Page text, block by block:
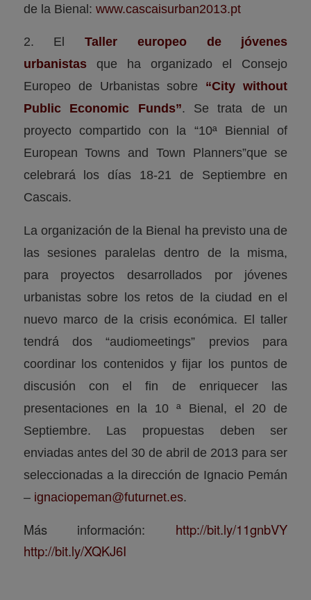
de la Bienal: www.cascaisurban2013.pt
2. ElTaller europeo de jóvenes
urbanistasque ha organizado el Consejo
Europeo de Urbanistas sobre “City without
Public Economic Funds”. Se trata de un
proyecto compartido con la “10ª Biennial of
European Towns and Town Planners”que se
celebrará los días 18-21 de Septiembre en
Cascais.
La organización de la Bienal ha previsto una de
las sesiones paralelas dentro de la misma,
para proyectos desarrollados por jóvenes
urbanistas sobre los retos de la ciudad en el
nuevo marco de la crisis económica. El taller
tendrá dos “audiomeetings” previos para
coordinar los contenidos y fijar los puntos de
discusión con el fin de enriquecer las
presentaciones en la 10 ª Bienal, el 20 de
Septiembre. Las propuestas deben ser
enviadas antes del 30 de abril de 2013 para ser
seleccionadas a la dirección de Ignacio Pemán
– ignaciopeman@futurnet.es.
Más información: http://bit.ly/11gnbVY
http://bit.ly/XQKJ6I